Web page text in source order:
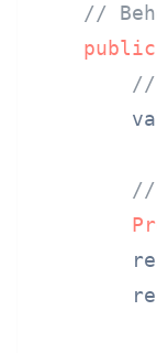
//
public
//
//